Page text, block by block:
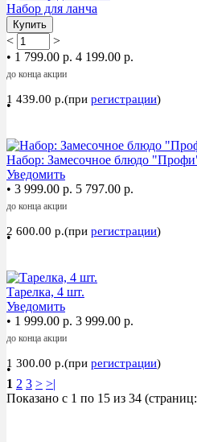
Набор для ланча
Купить
<
>
• 1 799.00 р. 4 199.00 р.
до конца акции
1 439.00 р.(при регистрации)
•
Набор: Замесочное блюдо
Уведомить
• 3 999.00 р. 5 797.00 р.
до конца акции
2 600.00 р.(при регистрации)
•
Тарелка, 4 шт.
Уведомить
• 1 999.00 р. 3 999.00 р.
до конца акции
1 300.00 р.(при регистрации)
•
1 2 3 > >|
Показано с 1 по 15 из 34